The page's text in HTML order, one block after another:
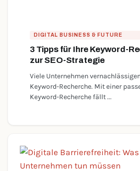
DIGITAL BUSINESS & FUTURE
3 Tipps für Ihre Keyword-
zur SEO-Strategie
Viele Unternehmen
Keyword-Recherche. Mit einer
Keyword-Recherche fällt ...